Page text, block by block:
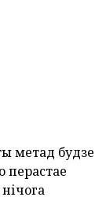
метад будзе
перастае